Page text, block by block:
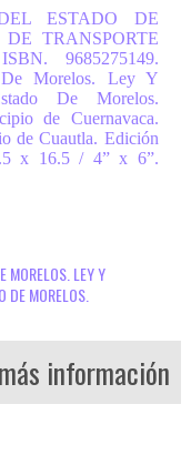
ESTADO DE
TRANSPORTE
9685275149.
De Morelos. Ley Y
De Morelos.
de Cuernavaca.
de Cuautla. Edición
x 16.5 / 4” x 6”.
MORELOS. LEY Y
DE MORELOS.
información